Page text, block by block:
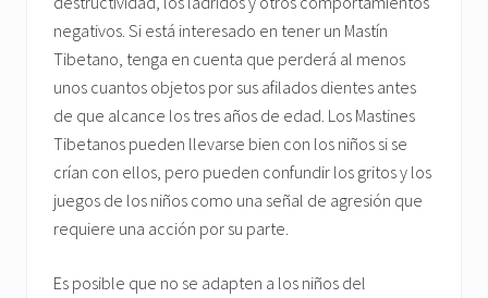
negativos. Si está interesado en tener un Mastín
Tibetano, tenga en cuenta que perderá al menos
unos cuantos objetos por sus afilados dientes antes
de que alcance los tres años de edad. Los Mastines
Tibetanos pueden llevarse bien con los niños si se
crían con ellos, pero pueden confundir los gritos y los
juegos de los niños como una señal de agresión que
requiere una acción por su parte.
Es posible que no se adapten a los niños del